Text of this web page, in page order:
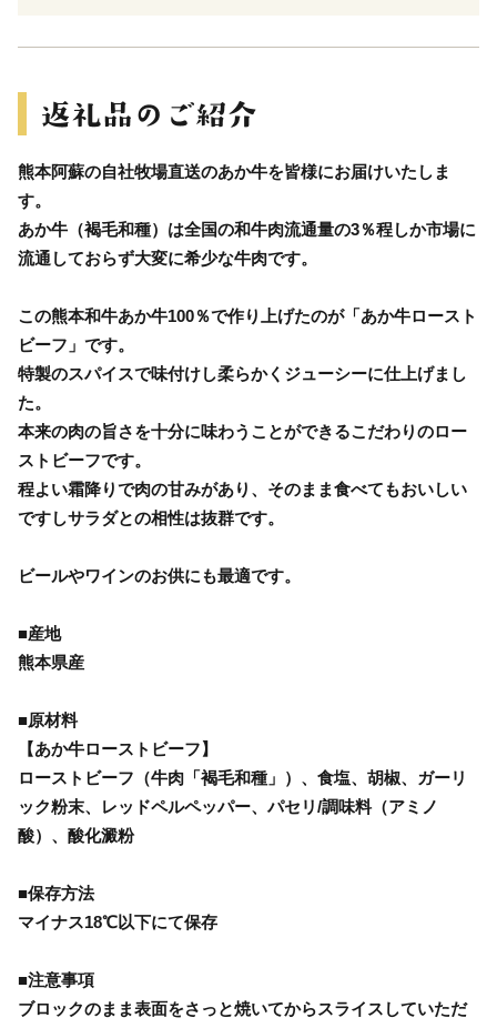
熊本阿蘇の自社牧場直送のあか牛を皆様にお届けいたしま
す。
あか牛（褐毛和種）は全国の和牛肉流通量の3％程しか市場に
流通しておらず大変に希少な牛肉です。
この熊本和牛あか牛100％で作り上げたのが「あか牛ロースト
ビーフ」です。
特製のスパイスで味付けし柔らかくジューシーに仕上げまし
た。
本来の肉の旨さを十分に味わうことができるこだわりのロー
ストビーフです。
程よい霜降りで肉の甘みがあり、そのまま食べてもおいしい
ですしサラダとの相性は抜群です。
ビールやワインのお供にも最適です。
■産地
熊本県産
■原材料
【あか牛ローストビーフ】
ローストビーフ（牛肉「褐毛和種」）、食塩、胡椒、ガーリ
ック粉末、レッドペルペッパー、パセリ/調味料（アミノ
酸）、酸化澱粉
■保存方法
マイナス18℃以下にて保存
■注意事項
ブロックのまま表面をさっと焼いてからスライスしていただ